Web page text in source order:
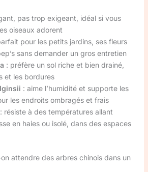
pas trop exigeant, idéal si vous
oiseaux adorent
pour les petits jardins, ses fleurs
sans demander un gros entretien
: préfère un sol riche et bien drainé,
et les bordures
: aime l’humidité et supporte les
les endroits ombragés et frais
: résiste à des températures allant
en haies ou isolé, dans des espaces
attendre des arbres chinois dans un